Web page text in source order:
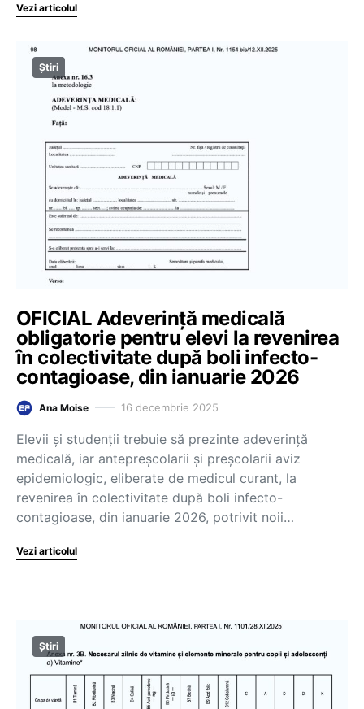
Vezi articolul
Știri
OFICIAL Adeverință medicală
obligatorie pentru elevi la revenirea
în colectivitate după boli infecto-
contagioase, din ianuarie 2026
Ana Moise 16 decembrie 2025
Elevii și studenții trebuie să prezinte adeverință
medicală, iar antepreșcolarii și preșcolarii aviz
epidemiologic, eliberate de medicul curant, la
revenirea în colectivitate după boli infecto-
contagioase, din ianuarie 2026, potrivit noii…
Vezi articolul
Știri